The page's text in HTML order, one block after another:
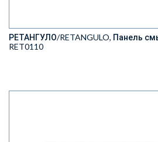
РЕТАНГУЛО/RETANGULO, Панель
RET0110